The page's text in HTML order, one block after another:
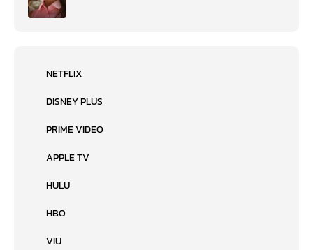
NETFLIX
DISNEY PLUS
PRIME VIDEO
APPLE TV
HULU
HBO
VIU